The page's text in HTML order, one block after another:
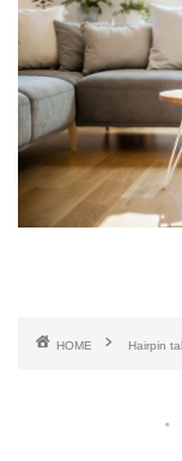
HOME Hairpin